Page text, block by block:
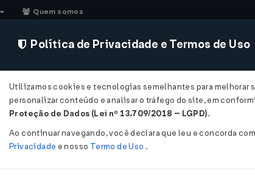
Quem somos
CONSULTORIA SISTEMAS
Estadual - Mato Grosso do Sul
de 15/07/2004
Política de Privacidade e Termos de Uso
Utilizamos cookies e tecnologias semelhantes para melhorar
personalizar conteúdo e analisar o tráfego do site, em
Proteção de Dados (Lei nº 13.709/2018 – LGPD).
Ao continuar navegando, você declara que leu e concorda
Privacidade e nosso Termo de Uso .